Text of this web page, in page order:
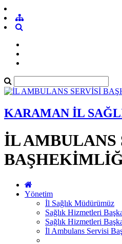
KARAMAN İL
İL AMBULANS
Yönetim
İl Sağlık Müdürümüz
Sağlık Hizmetleri
Sağlık Hizmetleri
İl Ambulans Servisi